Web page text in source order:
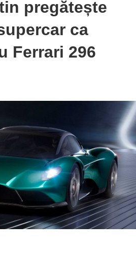
pregătește
ca
Ferrari 296